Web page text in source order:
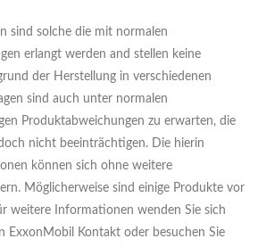
sind solche die mit normalen
erlangt werden and stellen keine
der Herstellung in verschiedenen
sind auch unter normalen
Produktabweichungen zu erwarten, die
nicht beeinträchtigen. Die hierin
können sich ohne weitere
Möglicherweise sind einige Produkte vor
weitere Informationen wenden Sie sich
ExxonMobil Kontakt oder besuchen Sie